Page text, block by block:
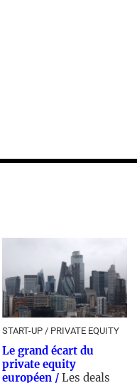
START-UP / PRIVATE EQUITY
Le grand écart du
private equity
européen / Les deals